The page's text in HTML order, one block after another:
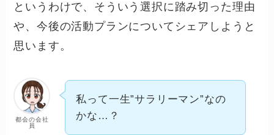
というわけで、そういう選択に踏み切った理由
や、今後の活動プランについてシェアしようと
思います。
都会の会社
員
私って一生”サラリーマン”なの
かな…？